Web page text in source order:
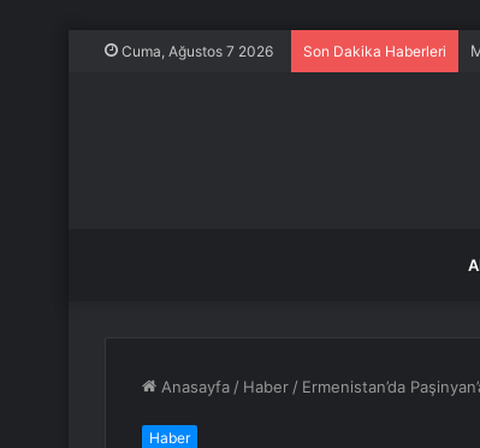
Cuma, Ağustos 7 2026 Son Dakika Haberleri
Anasayfa / Haber / Ermenistan’da
Haber